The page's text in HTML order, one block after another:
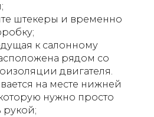
штекеры и временно
к салонному
рядом со
двигателя.
на месте нижней
нужно просто
рукой;